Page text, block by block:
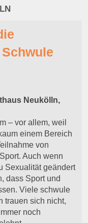
Neukölln,
– vor allem, weil
einem Bereich
von
Auch wenn
Sexualität geändert
dass Sport und
Viele schwule
trauen sich nicht,
noch